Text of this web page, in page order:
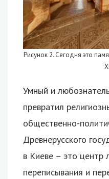
Рисунок 2. Сегодня это
Умный и
превратил
общественно-
Древнерусского
в Киеве – это центр
переписывания и